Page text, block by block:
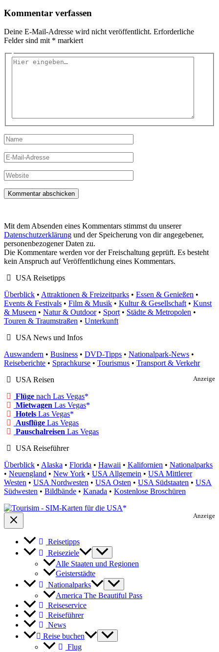
Kommentar verfassen
Deine E-Mail-Adresse wird nicht veröffentlicht. Erforderliche
Felder sind mit * markiert
Hier
Name
E-
Mail-
Adresse
Website
Mit dem Absenden eines Kommentars stimmst du unserer
Datenschutzerklärung und der Speicherung von dir angegebener,
personenbezogener Daten zu.
Die Kommentare werden vor der Freischaltung geprüft. Es besteht
kein Anspruch auf Veröffentlichung eines Kommentars.
USA Reisetipps
Überblick • Attraktionen & Freizeitparks • Essen & Genießen •
Events & Festivals • Film & Musik • Kultur & Gesellschaft • Kunst
& Museen • Natur & Outdoor• Sport • Städte & Metropolen •
Touren & Traumstraßen • Unterkunft
USA News und Infos
Auswandern • Business • DVD-Tipps • Nationalpark-News •
Reiseberichte • Sprachkurse • Tourismus • Transport & Verkehr
Anzeige
USA Reisen
Flüge nach Las Vegas
Mietwagen Las Vegas
Hotels Las Vegas
Ausflüge Las Vegas
Pauschalreisen Las Vegas
USA Reiseführer
Überblick • Alaska • Florida • Hawaii • Kalifornien • Nationalparks
• Neuengland • New York • USA Allgemein • USA Mittlerer
Westen • USA Nordwesten • USA Osten • USA Südstaaten • USA
Südwesten • Bildbände • Kanada • Kostenlose Broschüren
Anzeige
Reisetipps
Reiseziele
Alle Staaten und Regionen
Geisterstädte
Nationalparks
America The Beautiful Pass
Reiseservice
Reiseführer
News
Reise buchen
Flug